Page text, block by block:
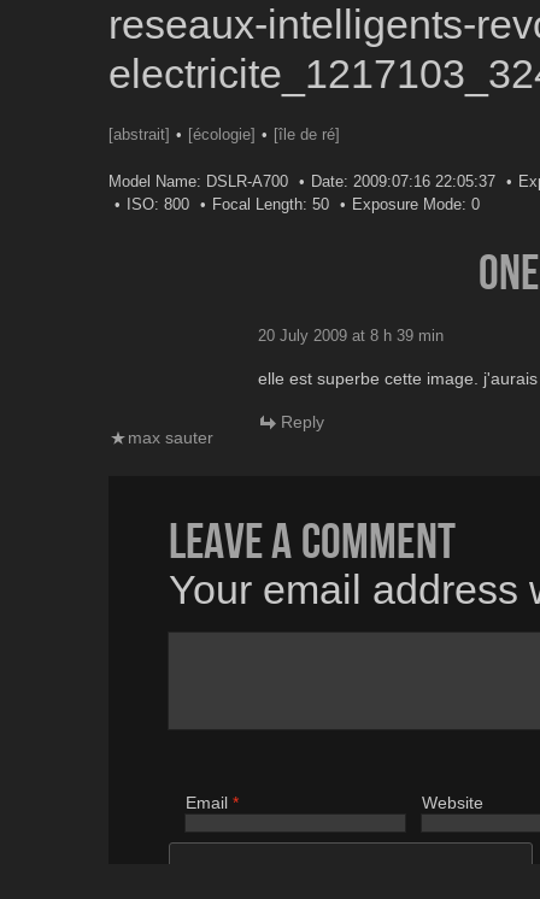
reseaux-intelligents-
[abstrait] [écologie] [île de ré]
Model Name: DSLR-A700 Date: 2009:07:16 22:05:37
ISO: 800
Focal Length: 50 Exposure Mode: 0
max sauter
20 July 2009 at 8 h 39 min
elle est superbe cette image.
Reply
Leave a comment
Your email address
Email * Website